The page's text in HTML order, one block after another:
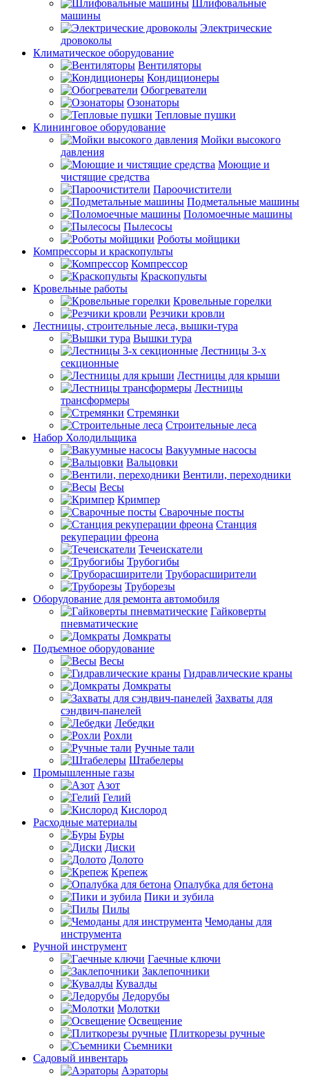
Шлифовальные
машины
Электрические
дровоколы
Климатическое оборудование
Вентиляторы
Кондиционеры
Обогреватели
Озонаторы
Тепловые пушки
Клининговое оборудование
Мойки высокого
давления
Моющие и
чистящие средства
Пароочистители
Подметальные машины
Поломоечные машины
Пылесосы
Роботы мойщики
Компрессоры и краскопульты
Компрессор
Краскопульты
Кровельные работы
Кровельные горелки
Резчики кровли
Лестницы, строительные леса, вышки-тура
Вышки тура
Лестницы 3-х
секционные
Лестницы для крыши
Лестницы
трансформеры
Стремянки
Строительные леса
Набор Холодильщика
Вакуумные насосы
Вальцовки
Вентили, переходники
Весы
Кримпер
Сварочные посты
Станция
рекуперации фреона
Течеискатели
Трубогибы
Труборасширители
Труборезы
Оборудование для ремонта автомобиля
Гайковерты
пневматические
Домкраты
Подъемное оборудование
Весы
Гидравлические краны
Домкраты
Захваты для
сэндвич-панелей
Лебедки
Рохли
Ручные тали
Штабелеры
Промышленные газы
Азот
Гелий
Кислород
Расходные материалы
Буры
Диски
Долото
Крепеж
Опалубка для бетона
Пики и зубила
Пилы
Чемоданы для
инструмента
Ручной инструмент
Гаечные ключи
Заклепочники
Кувалды
Ледорубы
Молотки
Освещение
Плиткорезы ручные
Съемники
Садовый инвентарь
Аэраторы